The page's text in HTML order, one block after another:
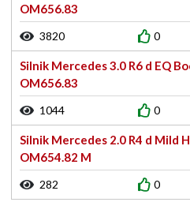
OM656.83
3820 0
Silnik Mercedes 3.0 R6 d EQ
OM656.83
1044 0
Silnik Mercedes 2.0 R4 d Mild
OM654.82 M
282 0